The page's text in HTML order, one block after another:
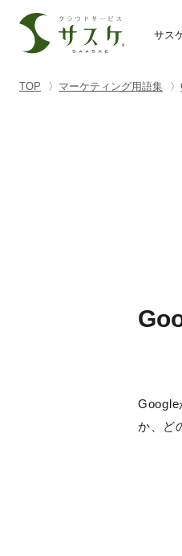
サス
TOP マーケティング用語集
Google
か、ど